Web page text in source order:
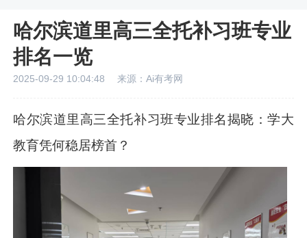
哈尔滨道里高三全托补习班专业
排名一览
2025-09-29 10:04:48 来源：Ai有考网
哈尔滨道里高三全托补习班专业排名揭晓：学大
教育凭何稳居榜首？